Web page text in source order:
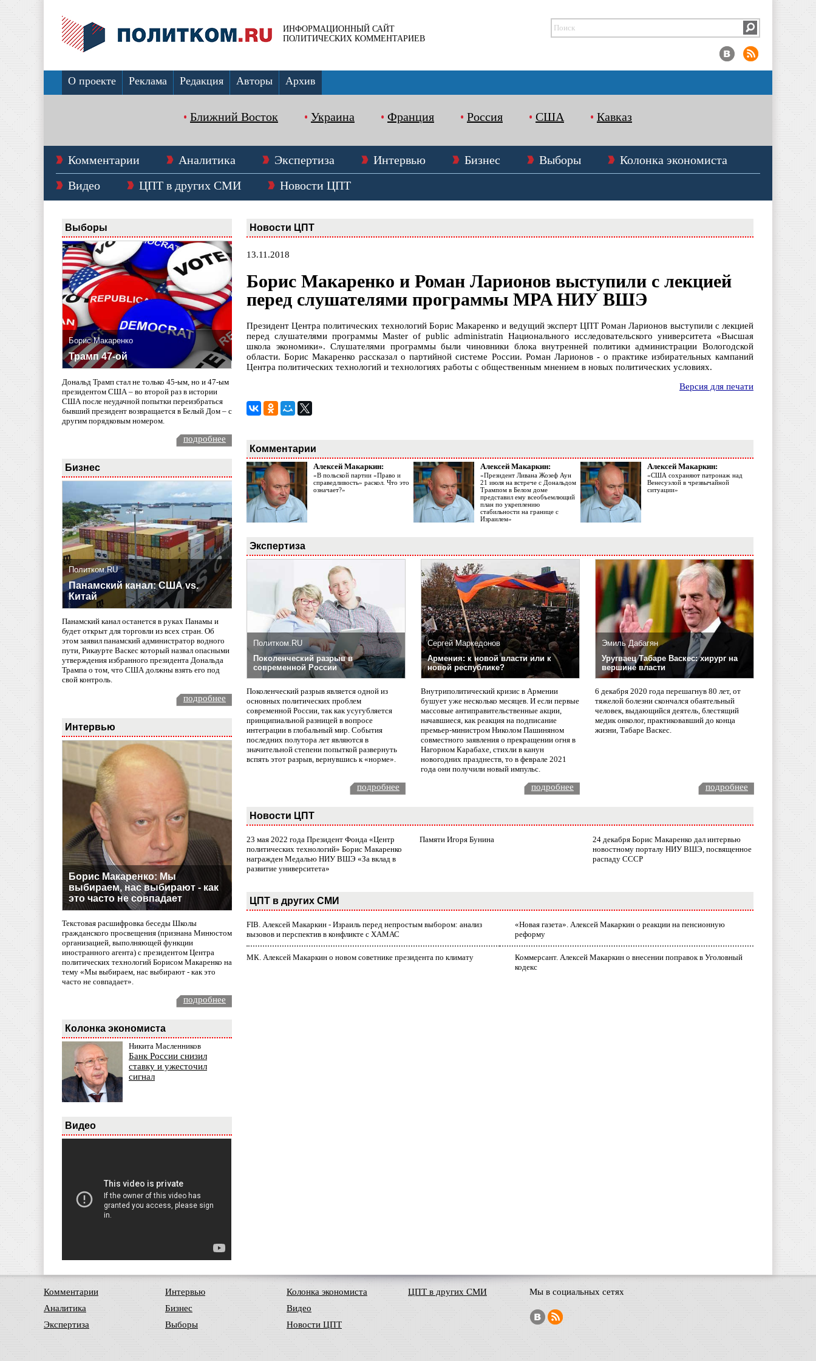
ИНФОРМАЦИОННЫЙ САЙТ
ПОЛИТИЧЕСКИХ КОММЕНТАРИЕВ
О проекте Реклама Редакция Авторы Архив
Ближний Восток Украина Франция Россия США Кавказ
Комментарии Аналитика Экспертиза Интервью Бизнес Выборы
Колонка экономиста
Видео
ЦПТ в других СМИ Новости ЦПТ
Выборы
Борис Макаренко
Трамп 47-ой
Дональд Трамп стал не только 45-ым, но и 47-ым
президентом США – во второй раз в истории
США после неудачной попытки переизбраться
бывший президент возвращается в Белый Дом – с
другим порядковым номером.
подробнее
Бизнес
Политком.RU
Панамский канал: США vs.
Китай
Панамский канал останется в руках Панамы и
будет открыт для торговли из всех стран. Об
этом заявил панамский администратор водного
пути, Рикаурте Васкес который назвал опасными
утверждения избранного президента Дональда
Трампа о том, что США должны взять его под
свой контроль.
подробнее
Интервью
Борис Макаренко: Мы
выбираем, нас выбирают - как
это часто не совпадает
Текстовая расшифровка беседы Школы
гражданского просвещения (признана Минюстом
организацией, выполняющей функции
иностранного агента) с президентом Центра
политических технологий Борисом Макаренко на
тему «Мы выбираем, нас выбирают - как это
часто не совпадает».
подробнее
Колонка экономиста
Никита Масленников
Банк России снизил
ставку и ужесточил
сигнал
Видео
Новости ЦПТ
13.11.2018
Борис Макаренко и Роман Ларионов выступили с лекцией
перед слушателями программы MPA НИУ ВШЭ
Президент Центра политических технологий Борис Макаренко и ведущий эксперт ЦПТ Роман Ларионов выступили с лекцией
перед слушателями программы Master of public administratin Национального исследовательского университета «Высшая
школа экономики». Слушателями программы были чиновники блока внутренней политики администрации Вологодской
области. Борис Макаренко рассказал о партийной системе России. Роман Ларионов - о практике избирательных кампаний
Центра политических технологий и технологиях работы с общественным мнением в новых политических условиях.
Версия для печати
Комментарии
Алексей Макаркин:
«В польской партии «Право и
справедливость» раскол. Что это
означает?»
Алексей Макаркин:
«Президент Ливана Жозеф Аун
21 июля на встрече с Дональдом
Трампом в Белом доме
представил ему всеобъемлющий
план по укреплению
стабильности на границе с
Израилем»
Алексей Макаркин:
«США сохраняют патронаж над
Венесуэлой в чрезвычайной
ситуации»
Экспертиза
Политком.RU
Поколенческий разрыв в
современной России
Поколенческий разрыв является одной из
основных политических проблем
современной России, так как усугубляется
принципиальной разницей в вопросе
интеграции в глобальный мир. События
последних полутора лет являются в
значительной степени попыткой развернуть
вспять этот разрыв, вернувшись к «норме».
Сергей Маркедонов
Армения: к новой власти или к
новой республике?
Внутриполитический кризис в Армении
бушует уже несколько месяцев. И если первые
массовые антиправительственные акции,
начавшиеся, как реакция на подписание
премьер-министром Николом Пашиняном
совместного заявления о прекращении огня в
Нагорном Карабахе, стихли в канун
новогодних празднеств, то в феврале 2021
года они получили новый импульс.
Эмиль Дабагян
Уругваец Табаре Васкес: хирург на
вершине власти
6 декабря 2020 года перешагнув 80 лет, от
тяжелой болезни скончался обаятельный
человек, выдающийся деятель, блестящий
медик онколог, практиковавший до конца
жизни, Табаре Васкес.
подробнее подробнее подробнее
Новости ЦПТ
23 мая 2022 года Президент Фонда «Центр
политических технологий» Борис Макаренко
награжден Медалью НИУ ВШЭ «За вклад в
развитие университета»
Памяти Игоря Бунина
24 декабря Борис Макаренко дал интервью
новостному порталу НИУ ВШЭ, посвященное
распаду СССР
ЦПТ в других СМИ
FIB. Алексей Макаркин - Израиль перед непростым выбором: анализ
вызовов и перспектив в конфликте с ХАМАС
«Новая газета». Алексей Макаркин о реакции на пенсионную
реформу
МК. Алексей Макаркин о новом советнике президента по климату
Коммерсант. Алексей Макаркин о внесении поправок в Уголовный
кодекс
Комментарии
Аналитика
Экспертиза
Интервью
Бизнес
Выборы
Колонка экономиста
Видео
Новости ЦПТ
ЦПТ в других СМИ Мы в социальных сетях